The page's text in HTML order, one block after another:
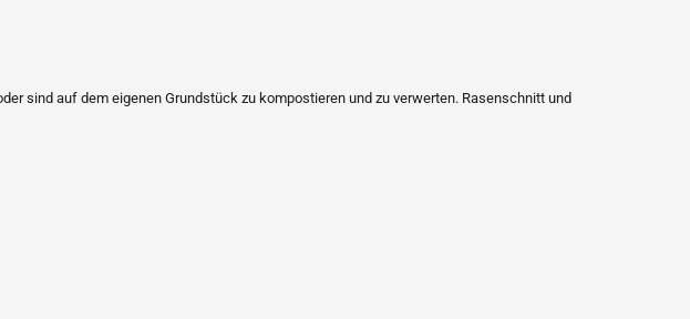
sind auf dem eigenen Grundstück zu kompostieren und zu verwerten. Rasenschnitt und